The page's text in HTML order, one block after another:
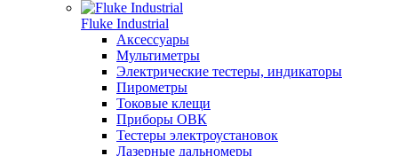
Fluke Industrial
Аксессуары
Мультиметры
Электрические тестеры, индикаторы
Пирометры
Токовые клещи
Приборы ОВК
Тестеры электроустановок
Лазерные дальномеры